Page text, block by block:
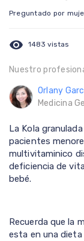
Preguntado por
visibility 1483 vistas
Nuestro
Orlany
Medicina
La Kola
pacientes
multivitaminico
deficiencia de
bebé.
Recuerda que la
esta en una dieta